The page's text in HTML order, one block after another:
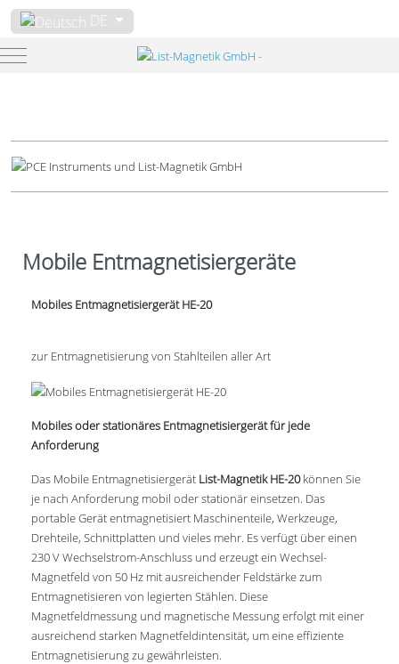
Sprache auswählen
DE
Mobile Menu Toggle
Mobile Entmagnetisiergeräte
Mobiles Entmagnetisiergerät HE-20
zur Entmagnetisierung von Stahlteilen aller Art
Mobiles oder stationäres Entmagnetisiergerät für jede
Anforderung
Das Mobile Entmagnetisiergerät List-Magnetik HE-20können Sie
je nach Anforderung mobil oder stationär einsetzen. Das
portable Gerät entmagnetisiert Maschinenteile, Werkzeuge,
Drehteile, Schnittplatten und vieles mehr. Es verfügt über einen
230 V Wechselstrom-Anschluss und erzeugt ein Wechsel-
Magnetfeld von 50 Hz mit ausreichender Feldstärke zum
Entmagnetisieren von legierten Stählen. Diese
Magnetfeldmessung und magnetische Messung erfolgt mit einer
ausreichend starken Magnetfeldintensität, um eine effiziente
Entmagnetisierung zu gewährleisten.